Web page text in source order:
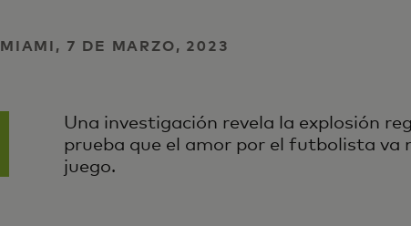
MIAMI, 7 DE MARZO, 2023
Una investigación revela la explosión
prueba que el amor por el futbolista va
juego.